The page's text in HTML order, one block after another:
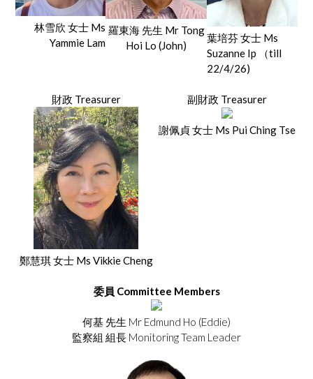
林雪欣 女士 Ms
Yammie Lam
羅東海 先生 Mr Tong
Hoi Lo (John)
葉培芬 女士 Ms
Suzanne Ip （till
22/4/26)
財政 Treasurer
鄭慧琪 女士 Ms Vikkie Cheng
副財政 Treasurer
謝佩貞 女士 Ms Pui Ching Tse
委員 Committee Members
何基 先生 Mr Edmund Ho (Eddie)
監察組 組長 Monitoring Team Leader